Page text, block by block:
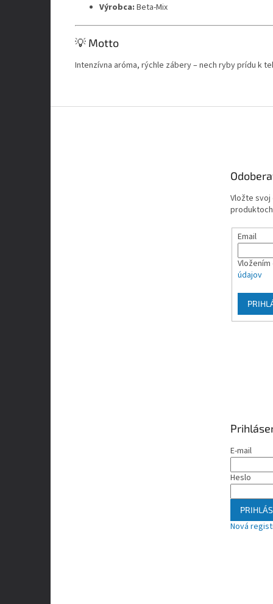
Výrobca: Beta-Mix
💡 Motto
Intenzívna aróma, rýchle zábery – nech ryby prídu k
Vložte svoj
Email
údajov
E-mail
Heslo
Nová